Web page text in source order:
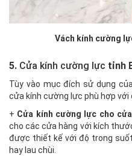
Vách kính cường
5. Cửa kính cường lực tỉnh
Tùy vào mục đích sử dụng
cửa kính cường lực phù hợp với
+ Cửa kính cường lực cho
cho các cửa hàng với kích
được thiết kế với độ trong
hay lau chùi.